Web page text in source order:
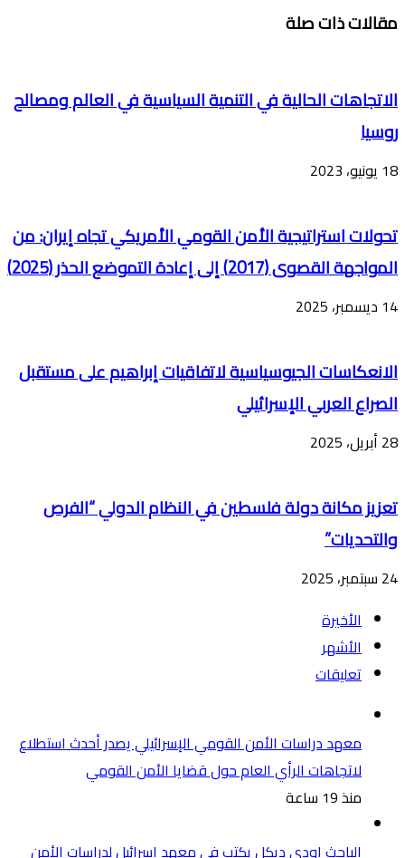
مقالات ذات صلة
الاتجاهات الحالية في التنمية السياسية في العالم ومصالح
روسيا
18 يونيو، 2023
تحولات استراتيجية الأمن القومي الأمريكي تجاه إيران: من
المواجهة القصوى (2017) إلى إعادة التموضع الحذر (2025)
14 ديسمبر، 2025
الانعكاسات الجيوسياسية لاتفاقيات إبراهيم على مستقبل
الصراع العربي الإسرائيلي
28 أبريل، 2025
تعزيز مكانة دولة فلسطين في النظام الدولي “الفرص
والتحديات”
24 سبتمبر، 2025
الأخيرة
الأشهر
تعليقات
معهد دراسات الأمن القومي الإسرائيلي يصدر أحدث استطلاع
لاتجاهات الرأي العام حول قضايا الأمن القومي
منذ 19 ساعة
الباحث اودي ديكل يكتب في معهد اسرائيل لدراسات الأمن